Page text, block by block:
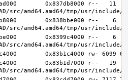
0x837db8000 r--   11
0x838bbe000 r--    6
0x8399c4000 r--    6
0x83b1d7000 r--   19